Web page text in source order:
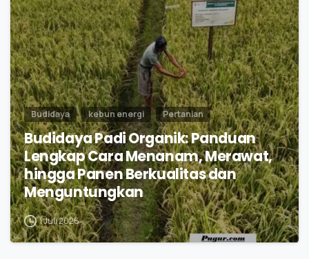
Budidaya kebun energi Pertanian
Budidaya Padi Organik: Panduan
Lengkap Cara Menanam, Merawat,
hingga Panen Berkualitas dan
Menguntungkan
1 Juli 2026